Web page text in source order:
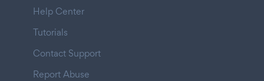
Help Center
Tutorials
Contact Support
Report Abuse